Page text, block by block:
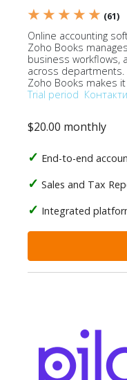
★ ★ ★ ★ ★ (61)
Online accounting
Zoho Books
business workflows,
across
Zoho Books makes
Trial period Контакти
$20.00 monthly
End-to-end
Sales and Tax
Integrated